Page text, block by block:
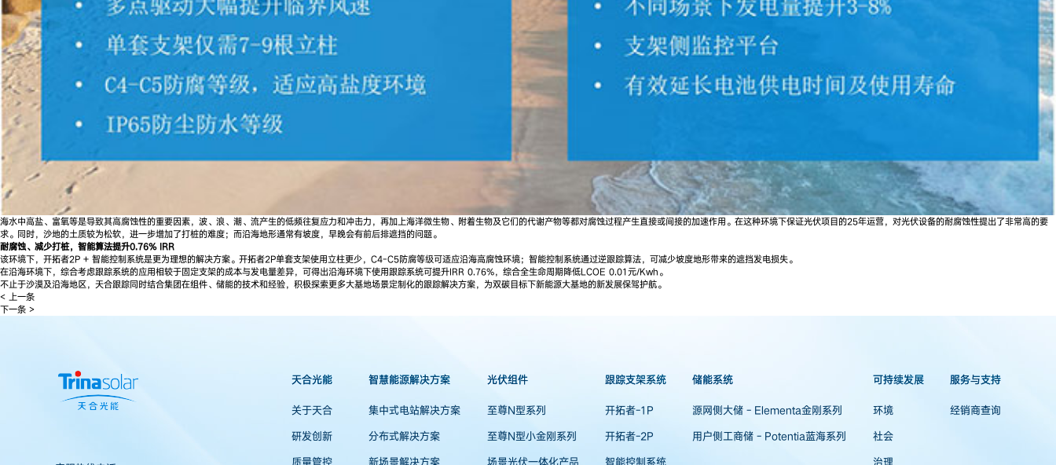
海水中高盐、富氧等是导致其高腐蚀性的重要因素，波、浪、潮、流产生的低频往复应力和冲击力，再加上海洋微生物、附着生物及它们的代谢产物等都对腐蚀过程产生直接或间接的加速作用。在这种环境下保证光伏项目的25年运营，对光伏设备的耐腐蚀性提出了非常高的要
求。同时，沙地的土质较为松软，进一步增加了打桩的难度；而沿海地形通常有坡度，早晚会有前后排遮挡的问题。
耐腐蚀、减少打桩，智能算法提升0.76%IRR
该环境下，开拓者2P + 智能控制系统是更为理想的解决方案。开拓者2P单套支架使用立柱更少，C4-C5防腐等级可适应沿海高腐蚀环境；智能控制系统通过逆跟踪算法，可减少坡度地形带来的遮挡发电损失。
在沿海环境下，综合考虑跟踪系统的应用相较于固定支架的成本与发电量差异，可得出沿海环境下使用跟踪系统可提升IRR 0.76%，综合全生命周期降低LCOE 0.01元/Kwh。
不止于沙漠及沿海地区，天合跟踪同时结合集团在组件、储能的技术和经验，积极探索更多大基地场景定制化的跟踪解决方案，为双碳目标下新能源大基地的新发展保驾护航。
< 上一条
下一条 >
天合光能
关于天合
研发创新
质量管控
智慧能源解决方案
集中式电站解决方案
分布式解决方案
新场景解决方案
光伏组件
至尊N型系列
至尊N型小金刚系列
场景光伏一体化产品
跟踪支架系统
开拓者-1P
开拓者-2P
智能控制系统
储能系统
源网侧大储 - Elementa金刚系列
用户侧工商储 - Potentia蓝海系列
可持续发展
环境
社会
治理
服务与支持
经销商查询